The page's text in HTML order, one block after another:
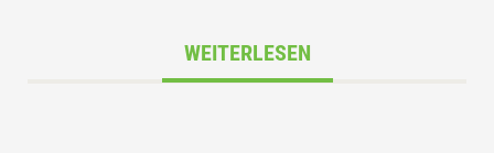
WEITERLESEN